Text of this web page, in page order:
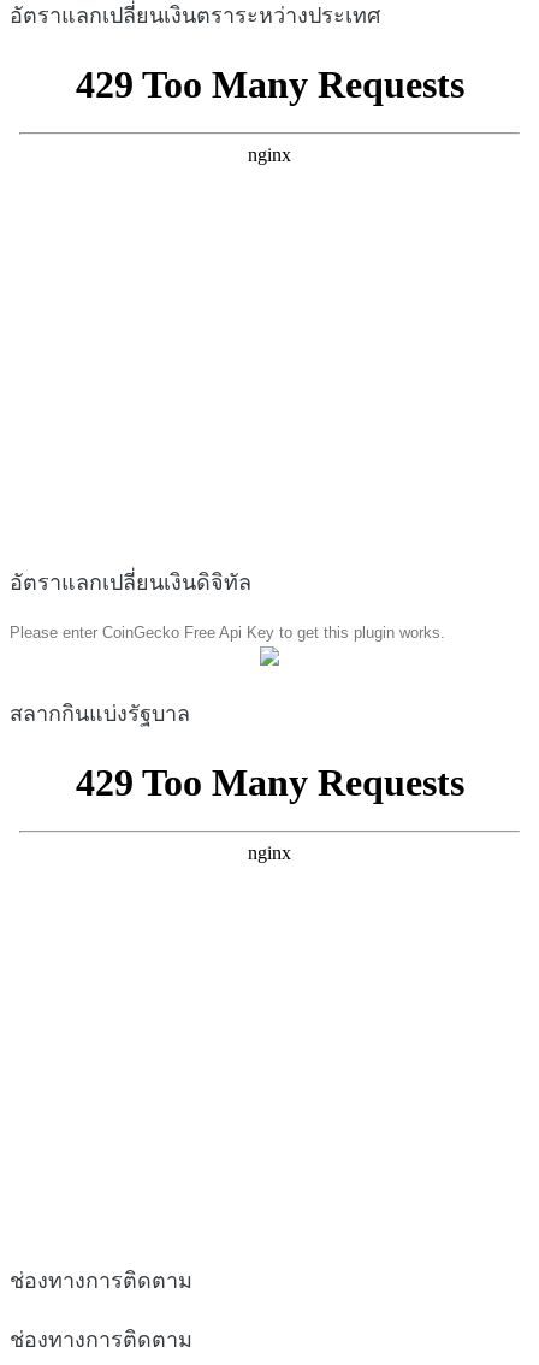
อัตราแลกเปลี่ยนเงินตราระหว่างประเทศ
อัตราแลกเปลี่ยนเงินดิจิทัล
Please enter CoinGecko Free Api Key to get this plugin works.
สลากกินแบ่งรัฐบาล
ช่องทางการติดตาม
ช่องทางการติดตาม